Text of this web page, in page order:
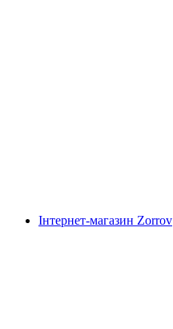
Інтернет-магазин Zorrov